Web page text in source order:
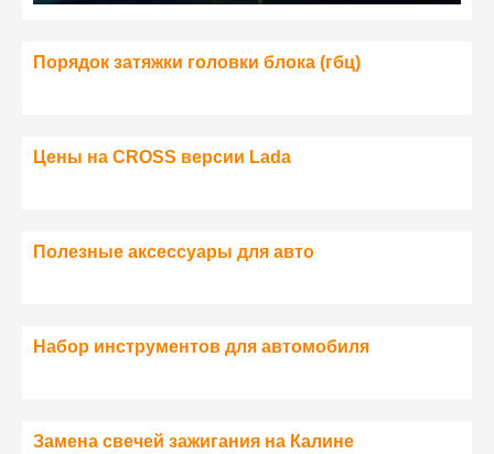
Порядок затяжки головки блока (гбц)
Цены на CROSS версии Lada
Полезные аксессуары для авто
Набор инструментов для автомобиля
Замена свечей зажигания на Калине